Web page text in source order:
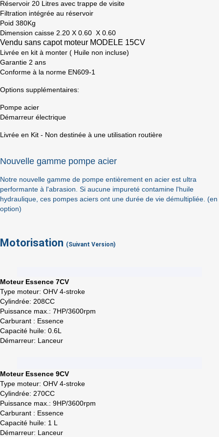
Réservoir 20 Litres avec trappe de visite
Filtration intégrée au réservoir
Poid 380Kg
Dimension caisse 2.20 X 0.60 X 0.60
Vendu sans capot moteur MODELE 15CV
Livrée en kit à monter ( Huile non incluse)
Garantie 2 ans
Conforme à la norme EN609-1
Options supplémentaires:
Pompe acier
Démarreur électrique
Livrée en Kit - Non destinée à une utilisation routière
Nouvelle gamme pompe acier
Notre nouvelle gamme de pompe entièrement en acier est ultra
performante à l'abrasion. Si aucune impureté contamine l'huile
hydraulique, ces pompes aciers ont une durée de vie démultipliée. (en
option)
Motorisation (Suivant Version)
Moteur Essence 7CV
Type moteur: OHV 4-stroke
Cylindrée: 208CC
Puissance max.: 7HP/3600rpm
Carburant : Essence
Capacité huile: 0.6L
Démarreur: Lanceur
Moteur Essence 9CV
Type moteur: OHV 4-stroke
Cylindrée: 270CC
Puissance max.: 9HP/3600rpm
Carburant : Essence
Capacité huile: 1 L
Démarreur: Lanceur
You need to be logged in to save products in your
wish list.